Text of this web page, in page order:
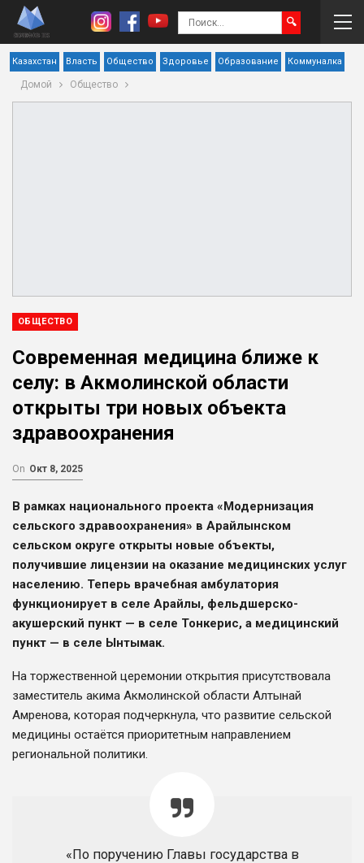
Казахстан Власть Общество Здоровье Образование Коммуналка
Домой Общество
ОБЩЕСТВО
Современная медицина ближе к
селу: в Акмолинской области
открыты три новых объекта
здравоохранения
On Окт 8, 2025
В рамках национального проекта «Модернизация
сельского здравоохранения» в Арайлынском
сельском округе открыты новые объекты,
получившие лицензии на оказание медицинских услуг
населению. Теперь врачебная амбулатория
функционирует в селе Арайлы, фельдшерско-
акушерский пункт — в селе Тонкерис, а медицинский
пункт — в селе Ынтымак.
На торжественной церемонии открытия присутствовала
заместитель акима Акмолинской области Алтынай
Амренова, которая подчеркнула, что развитие сельской
медицины остаётся приоритетным направлением
региональной политики.
«По поручению Главы государства в